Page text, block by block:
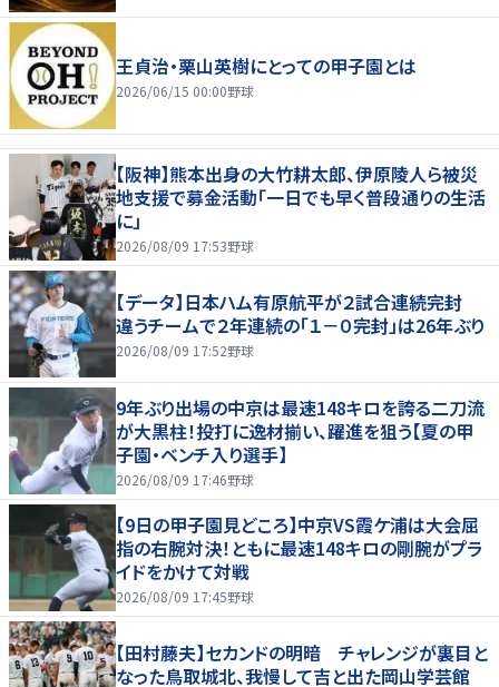
王貞治・栗山英樹にとっての甲子園とは
2026/06/15 00:00野球
【阪神】熊本出身の大竹耕太郎、伊原陵人ら被災
地支援で募金活動「一日でも早く普段通りの生活
に」
2026/08/09 17:53野球
【データ】日本ハム有原航平が２試合連続完封
違うチームで２年連続の「１－０完封」は26年ぶり
2026/08/09 17:52野球
9年ぶり出場の中京は最速148キロを誇る二刀流
が大黒柱！投打に逸材揃い、躍進を狙う【夏の甲
子園・ベンチ入り選手】
2026/08/09 17:46野球
【9日の甲子園見どころ】中京VS霞ケ浦は大会屈
指の右腕対決！ともに最速148キロの剛腕がプラ
イドをかけて対戦
2026/08/09 17:45野球
【田村藤夫】セカンドの明暗 チャレンジが裏目と
なった鳥取城北、我慢して吉と出た岡山学芸館